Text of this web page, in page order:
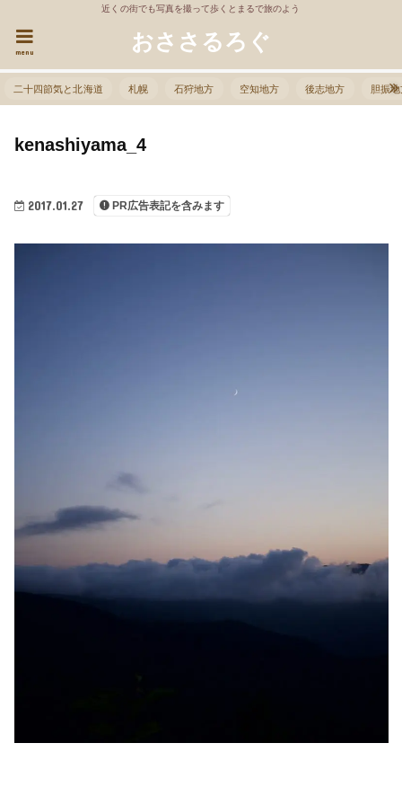
近くの街でも写真を撮って歩くとまるで旅のよう
おささるろぐ
menu
二十四節気と北海道 札幌 石狩地方 空知地方 後志地方 胆振
2017.01.27 PR広告表記を含みます
kenashiyama_4